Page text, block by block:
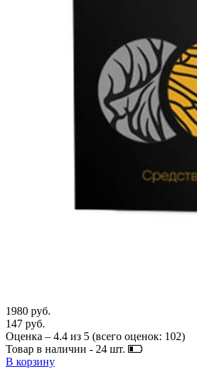
1980 руб.
147 руб.
Оценка – 4.4 из 5 (всего оценок: 102)
Товар в наличии - 24 шт.
В корзину